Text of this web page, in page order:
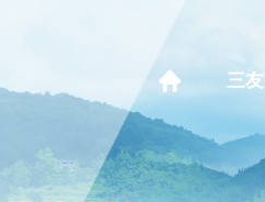
三友